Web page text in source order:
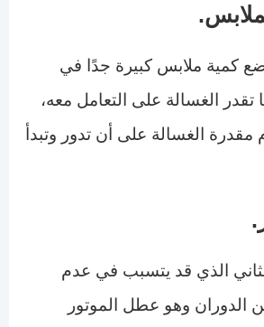
كمية ملابس كبيرة جدًا في
تقدر الغسالة على التعامل معه،
مقدرة الغسالة على أن تدور وتبدأ
الذي قد يتسبب في عدم
الدوران وهو عطل الموتور